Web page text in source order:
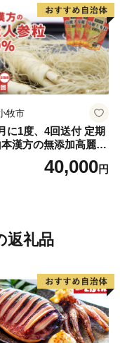
牧市
に1度、4回送付 定期
漢方の無添加高麗人
40,000円
返礼品